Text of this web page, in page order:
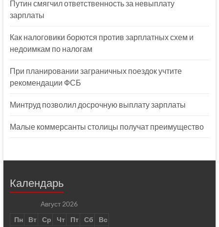
Путин смягчил ответственность за невыплату
зарплаты
Как налоговики борются против зарплатных схем и
недоимкам по налогам
При планировании заграничных поездок учтите
рекомендации ФСБ
Минтруд позволил досрочную выплату зарплаты
Малые коммерсанты столицы получат преимущество
Календарь
Август 2026
Пн
Вт Ср Чт Пт Сб
Вс